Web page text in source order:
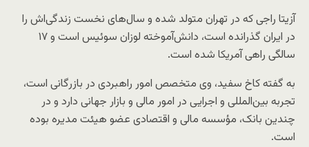
آزیتا راجی که در تهران متولد شده و سال‌های نخست زندگی‌اش را
در ایران گذرانده است، دانش‌آموخته لوزان سوئیس است و ۱۷
سالگی راهی آمریکا شده است.
به گفته کاخ سفید، وی متخصص امور راهبردی در بازرگانی‌ است،
تجربه بین‌المللی و اجرایی در امور مالی و بازار جهانی دارد و در
چندین بانک، مؤسسه مالی و اقتصادی عضو هیئت مدیره بوده
است.